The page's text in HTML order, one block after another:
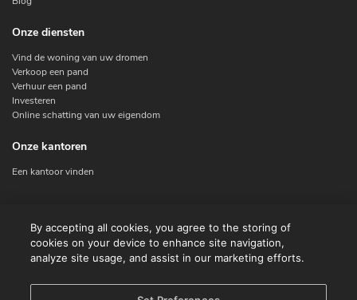
Onze diensten
Vind de woning van uw dromen
Verkoop een pand
Verhuur een pand
Investeren
Online schatting van uw eigendom
Onze kantoren
Een kantoor vinden
Contact
Facebook
By accepting all cookies, you agree to the storing of
cookies on your device to enhance site navigation,
analyze site usage, and assist in our marketing efforts.